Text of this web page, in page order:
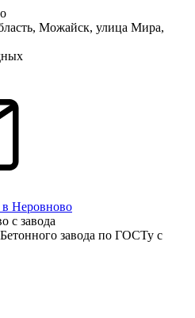
Можайск, улица Мира,
с завода
завода по ГОСТу с